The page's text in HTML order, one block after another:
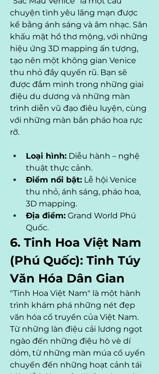
chuyện tình yêu lãng mạn được
kể bằng ánh sáng và âm nhạc. Sân
khấu mặt hồ thơ mộng, với những
hiệu ứng 3D mapping ấn tượng,
tạo nên một không gian Venice
thu nhỏ đầy quyến rũ. Bạn sẽ
được đắm mình trong những giai
điệu du dương và những màn
trình diễn vũ đạo điêu luyện, cùng
với những màn bắn pháo hoa rực
rỡ.
Loại hình: Diễu hành – nghệ
thuật thực cảnh.
Điểm nổi bật: Lễ hội Venice
thu nhỏ, ánh sáng, pháo hoa,
3D mapping.
Địa điểm: Grand World Phú
Quốc.
6. Tinh Hoa Việt Nam
(Phú Quốc): Tinh Túy
Văn Hóa Dân Gian
"Tinh Hoa Việt Nam" là một hành
trình khám phá những nét đẹp
văn hóa cổ truyền của Việt Nam.
Từ những làn điệu cải lương ngọt
ngào đến những điệu hò vè dí
dỏm, từ những màn múa cổ uyển
chuyển đến những hoạt cảnh tái